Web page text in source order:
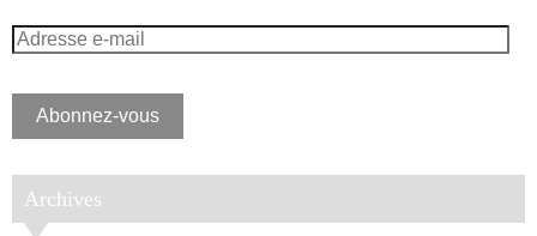
Adresse
mailAbonnez-vous
Archives